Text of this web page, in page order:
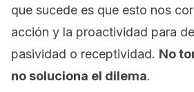
que sucede es que esto nos
acción y la proactividad para
pasividad o receptividad. No
no soluciona el dilema.